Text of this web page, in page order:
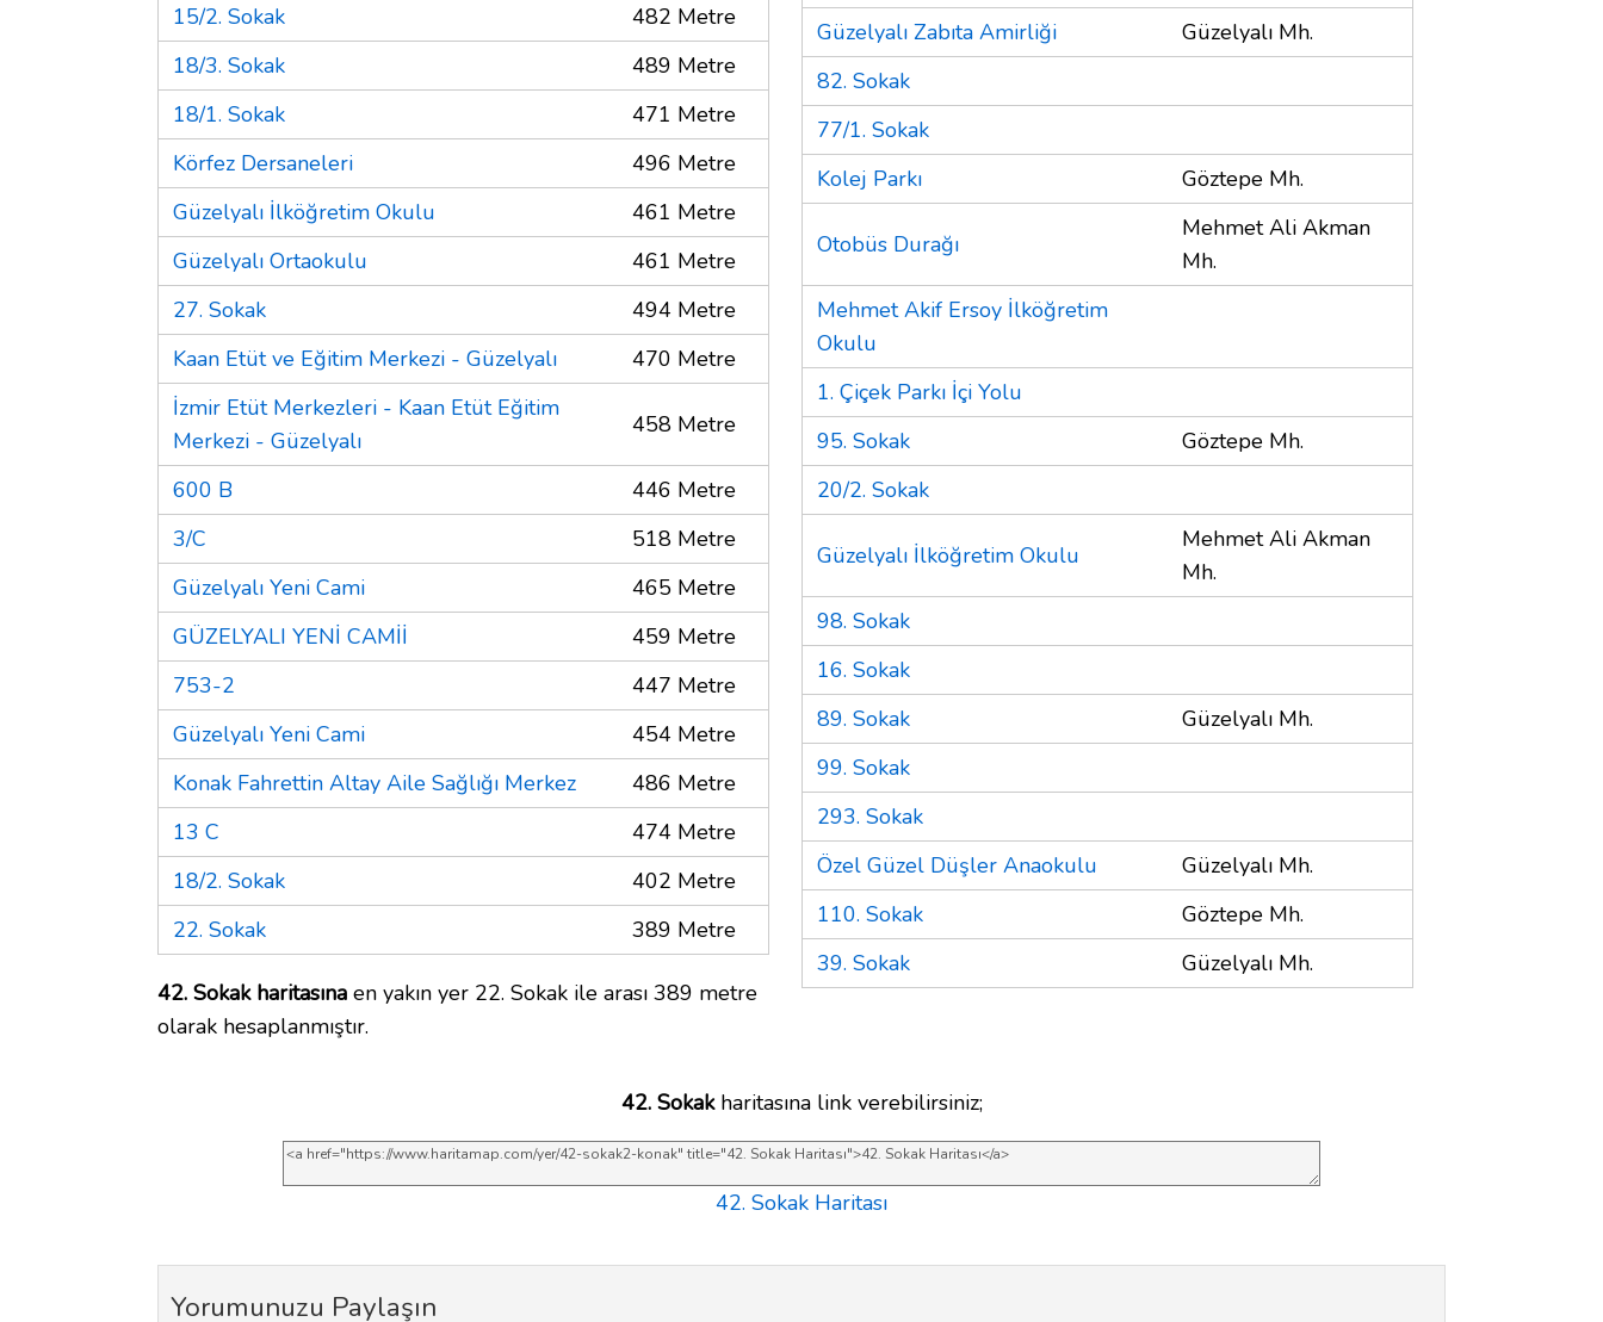
15/2. Sokak
482 Metre
18/3. Sokak
489 Metre
18/1. Sokak
471 Metre
Körfez Dersaneleri
496 Metre
Güzelyalı İlköğretim Okulu
461 Metre
Güzelyalı Ortaokulu
461 Metre
27. Sokak
494 Metre
Kaan Etüt ve Eğitim Merkezi - Güzelyalı
470 Metre
İzmir Etüt Merkezleri - Kaan Etüt Eğitim
Merkezi - Güzelyalı
458 Metre
600 B
446 Metre
3/C
518 Metre
Güzelyalı Yeni Cami
465 Metre
GÜZELYALI YENİ CAMİİ
459 Metre
753-2
447 Metre
Güzelyalı Yeni Cami
454 Metre
Konak Fahrettin Altay Aile Sağlığı Merkez
486 Metre
13 C
474 Metre
18/2. Sokak
402 Metre
22. Sokak
389 Metre
42. Sokak haritasına en yakın yer 22. Sokak ile arası 389 metre
olarak hesaplanmıştır.
Güzelyalı Zabıta Amirliği
Güzelyalı Mh.
82. Sokak
77/1. Sokak
Kolej Parkı
Göztepe Mh.
Otobüs Durağı
Mehmet Ali Akman
Mh.
Mehmet Akif Ersoy İlköğretim
Okulu
1. Çiçek Parkı İçi Yolu
95. Sokak
Göztepe Mh.
20/2. Sokak
Güzelyalı İlköğretim Okulu
Mehmet Ali Akman
Mh.
98. Sokak
16. Sokak
89. Sokak
Güzelyalı Mh.
99. Sokak
293. Sokak
Özel Güzel Düşler Anaokulu
Güzelyalı Mh.
110. Sokak
Göztepe Mh.
39. Sokak
Güzelyalı Mh.
42. Sokakharitasına link verebilirsiniz;
42. Sokak Haritası
Yorumunuzu Paylaşın